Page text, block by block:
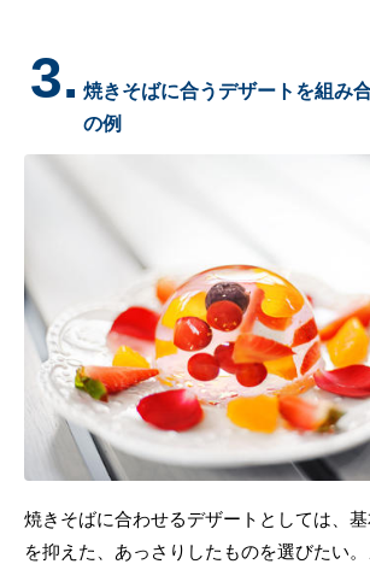
3. 焼きそばに合うデザートを組み
の例
焼きそばに合わせるデザートとしては、
を抑えた、あっさりしたものを選びたい